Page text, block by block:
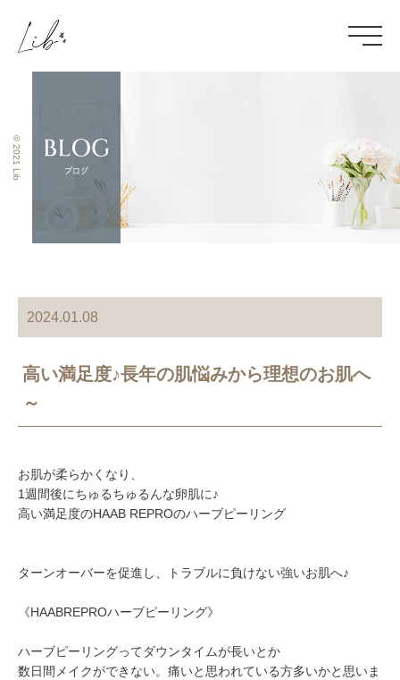
© 2021 Lib
2024.01.08
高い満足度♪長年の肌悩みから理想のお肌へ
～
お肌が柔らかくなり、
1週間後にちゅるちゅるんな卵肌に♪
高い満足度のHAAB REPROのハーブピーリング
ターンオーバーを促進し、トラブルに負けない強いお肌へ♪
《HAABREPROハーブピーリング》
ハーブピーリングってダウンタイムが長いとか
数日間メイクができない。痛いと思われている方多いかと思いま